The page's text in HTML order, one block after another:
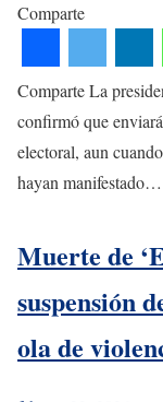
Comparte
Comparte La
confirmó que
electoral, aun
hayan manifestado…
Muerte de
suspensión
ola de